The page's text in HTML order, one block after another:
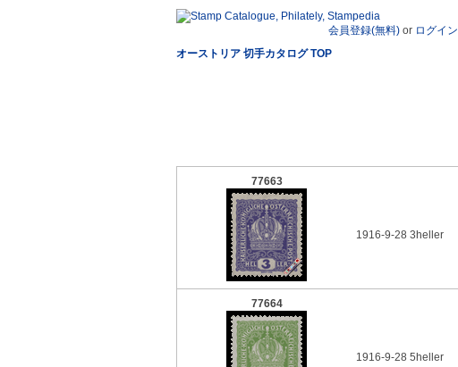
会員登録(無料) or ログイン
オーストリア 切手カタログ TOP
77663
1916-9-28 3heller
77664
1916-9-28 5heller